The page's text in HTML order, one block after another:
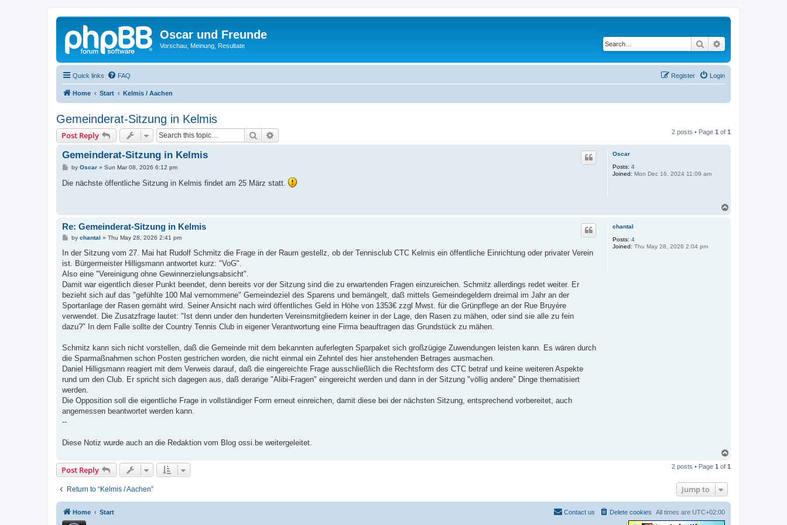
Oscar und Freunde
Vorschau, Meinung, Resultate Search
Quick links FAQ Login
Register
Home Start Kelmis / Aachen
Gemeinderat-Sitzung in Kelmis
Post Reply Search 2 posts • Page 1 of 1
Oscar
Posts: 4
Joined: Mon Dec 16, 2024 11:09 am
Gemeinderat-Sitzung in Kelmis
P
s
t
by Oscar» Sun Mar 08, 2026 6:12 pm
Die nächste öffentliche Sitzung in Kelmis findet am 25 März statt.
chantal
Posts: 4
Joined: Thu May 28, 2026 2:04 pm
Re: Gemeinderat-Sitzung in Kelmis
P
s
by chantal » Thu May 28, 2026 2:41 pm
In der Sitzung vom 27. Mai hat Rudolf Schmitz die Frage in der Raum gestellz, ob der Tennisclub CTC Kelmis ein öffentliche Einrichtung oder privater Verein
ist. Bürgermeister Hilligsmann antwortet kurz: "VoG".
Also eine "Vereinigung ohne Gewinnerzielungsabsicht".
Damit war eigentlich dieser Punkt beendet, denn bereits vor der Sitzung sind die zu erwartenden Fragen einzureichen. Schmitz allerdings redet weiter. Er
bezieht sich auf das "gefühlte 100 Mal vernommene" Gemeindeziel des Sparens und bemängelt, daß mittels Gemeindegeldern dreimal im Jahr an der
Sportanlage der Rasen gemäht wird. Seiner Ansicht nach wird öffentliches Geld in Höhe von 1353€ zzgl Mwst. für die Grünpflege an der Rue Bruyère
verwendet. Die Zusatzfrage lautet: "Ist denn under den hunderten Vereinsmitgliedern keiner in der Lage, den Rasen zu mähen, oder sind sie alle zu fein
dazu?" In dem Falle sollte der Country Tennis Club in eigener Verantwortung eine Firma beauftragen das Grundstück zu mähen.
Schmitz kann sich nicht vorstellen, daß die Gemeinde mit dem bekannten auferlegten Sparpaket sich großzügige Zuwendungen leisten kann. Es wären durch
die Sparmaßnahmen schon Posten gestrichen worden, die nicht einmal ein Zehntel des hier anstehenden Betrages ausmachen.
Daniel Hilligsmann reagiert mit dem Verweis darauf, daß die eingereichte Frage ausschließlich die Rechtsform des CTC betraf und keine weiteren Aspekte
rund um den Club. Er spricht sich dagegen aus, daß derarige "Alibi-Fragen" eingereicht werden und dann in der Sitzung "völlig andere" Dinge thematisiert
werden.
Die Opposition soll die eigentliche Frage in vollständiger Form erneut einreichen, damit diese bei der nächsten Sitzung, entsprechend vorbereitet, auch
angemessen beantwortet werden kann.
--
Diese Notiz wurde auch an die Redaktion vom Blog ossi.be weitergeleitet.
p
Post Reply 2 posts • Page 1 of 1
Return to “Kelmis / Aachen” Jump to
Home Start All times are UTC+02:00
Delete cookies
Contact us